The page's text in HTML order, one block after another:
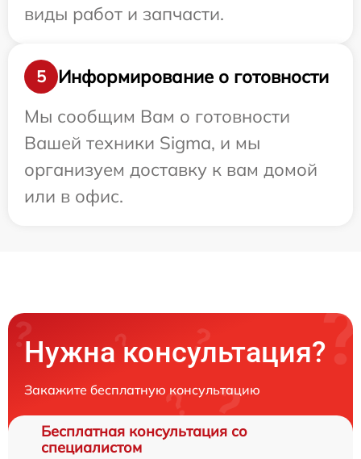
виды работ и запчасти.
5
Информирование о готовности
Мы сообщим Вам о готовности
Вашей техники Sigma, и мы
организуем доставку к вам домой
или в офис.
Нужна консультация?
Закажите бесплатную консультацию
Бесплатная консультация со
специалистом